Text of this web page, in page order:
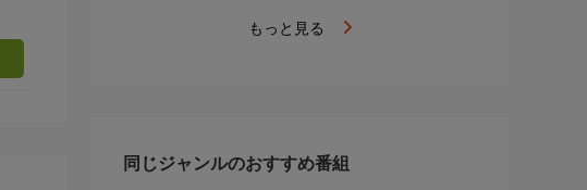
もっと見る
同じジャンルのおすすめ番組